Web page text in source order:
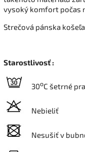
vysoký komfort počas
Strečová pánska
Starostlivosť :
30oC šetrné
Nebieliť
Nesušiť v